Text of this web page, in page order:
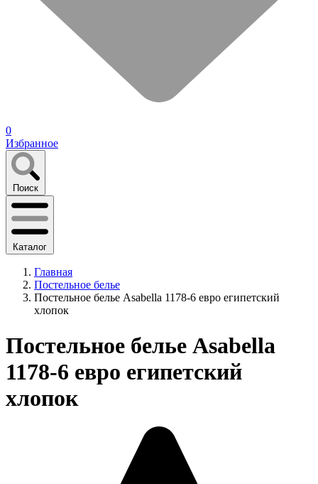
0
Избранное
Поиск
Каталог
Главная
Постельное белье
Постельное белье Asabella 1178-6 евро египетский
хлопок
Постельное белье Asabella
1178-6 евро египетский
хлопок